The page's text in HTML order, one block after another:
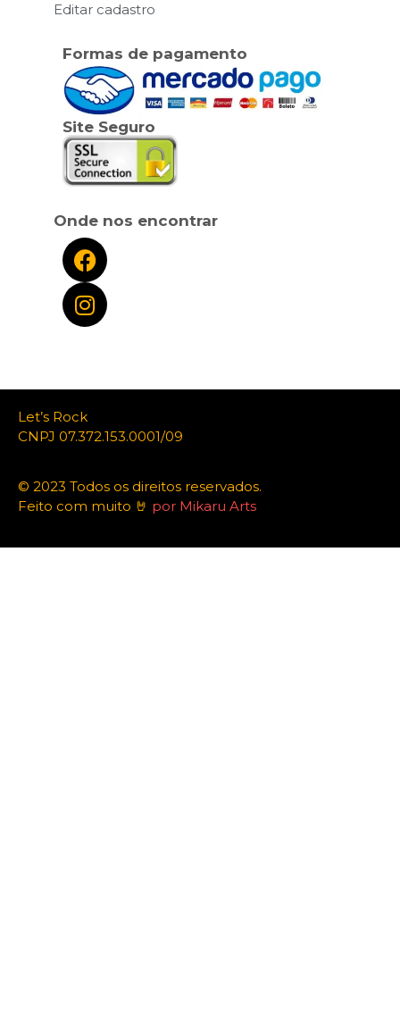
Editar cadastro
Formas de pagamento
Site Seguro
Onde nos encontrar
Let’s Rock
CNPJ 07.372.153.0001/09
© 2023 Todos os direitos reservados.
Feito com muito 🤘 por Mikaru Arts